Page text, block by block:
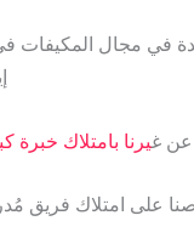
في مجال
عن غيرنا بامتلاك خبرة
على امتلاك فريق